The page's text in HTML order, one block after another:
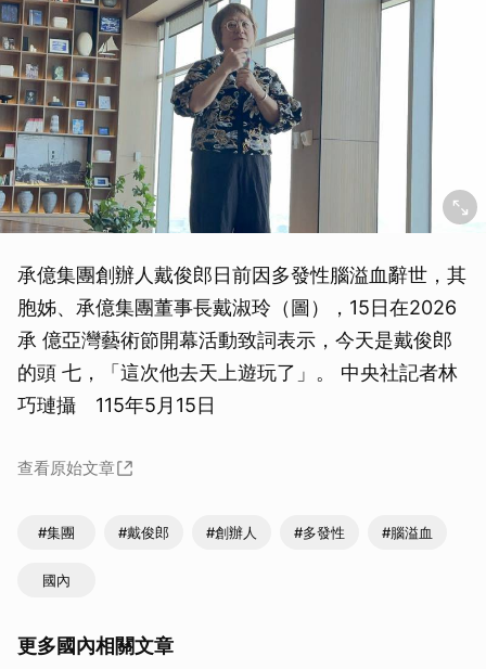
承億集團創辦人戴俊郎日前因多發性腦溢血辭世，其
胞姊、承億集團董事長戴淑玲（圖），15日在2026
承 億亞灣藝術節開幕活動致詞表示，今天是戴俊郎
的頭 七，「這次他去天上遊玩了」。 中央社記者林
巧璉攝 115年5月15日
查看原始文章
#集團 #戴俊郎 #創辦人 #多發性 #腦溢血
國內
更多國內相關文章